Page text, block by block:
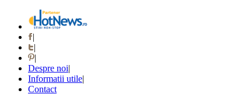
|
|
|
Despre noi|
Informatii utile|
Contact